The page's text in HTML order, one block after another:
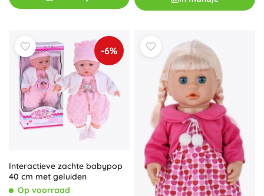
-6%
Interactieve zachte babypop
40 cm met geluiden
Op voorraad